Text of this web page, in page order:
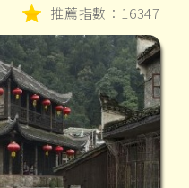
推薦指數：16347